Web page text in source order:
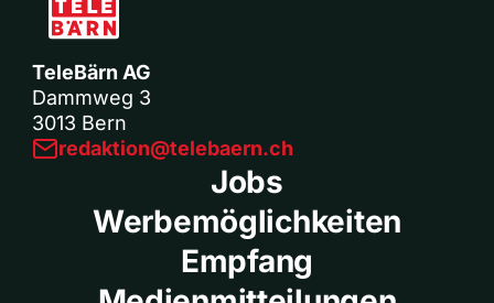
TeleBärn AG
Dammweg 3
3013 Bern
redaktion@telebaern.ch
Jobs
Werbemöglichkeiten
Empfang